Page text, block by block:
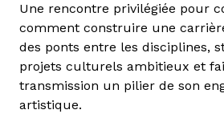
‍Une rencontre privilégiée pour
comment construire une
des ponts entre les disciplines,
projets culturels ambitieux et
transmission un pilier de son
artistique.